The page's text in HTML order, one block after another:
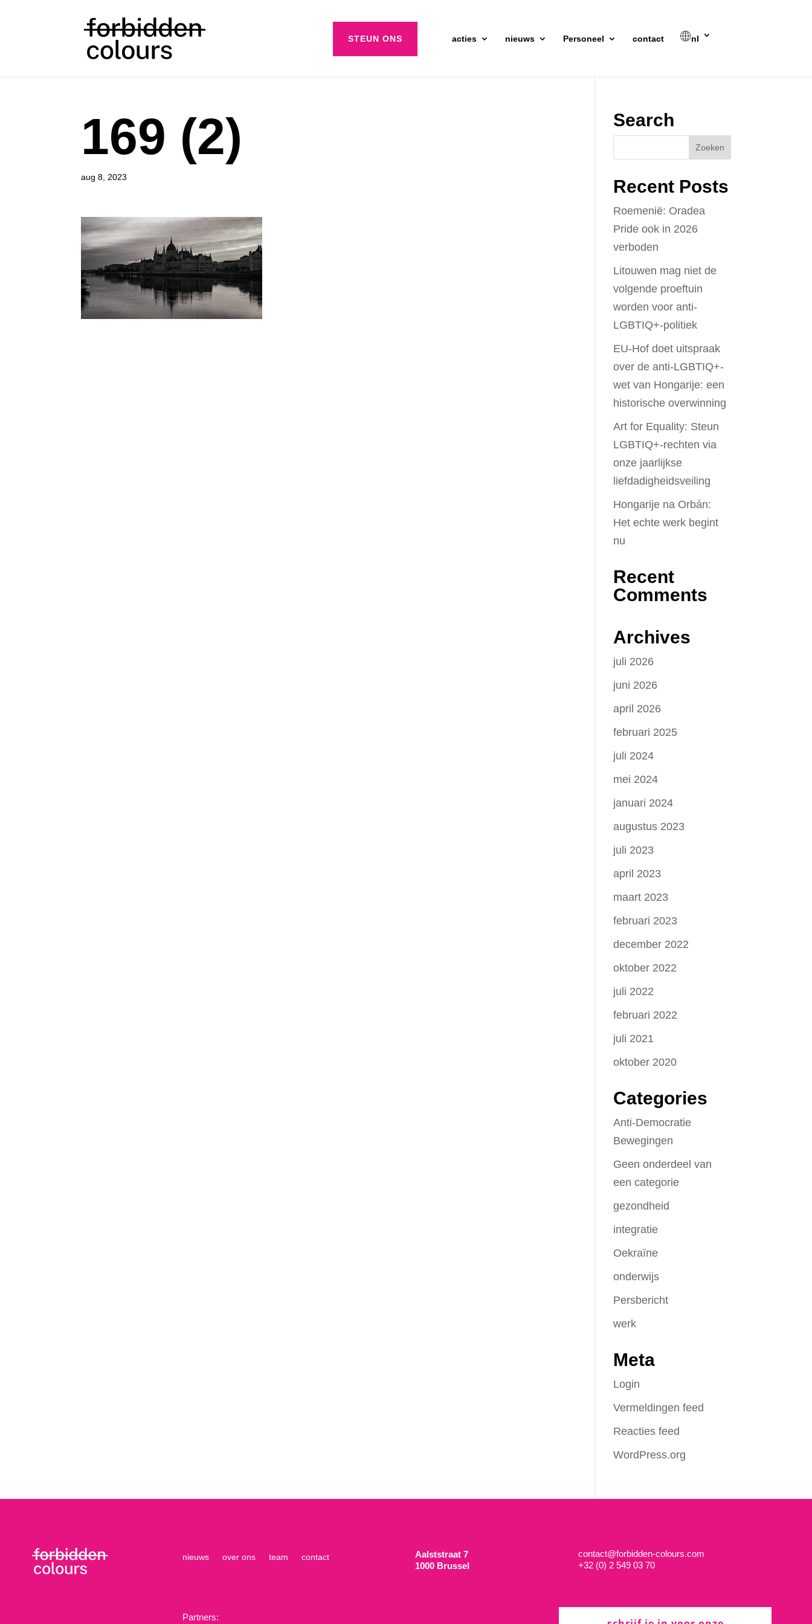
STEUN ONS acties nieuws Personeel contact nl
169 (2)
aug 8, 2023
Search
Recent Posts
Roemenië: Oradea
Pride ook in 2026
verboden
Litouwen mag niet de
volgende proeftuin
worden voor anti-
LGBTIQ+-politiek
EU-Hof doet uitspraak
over de anti-LGBTIQ+-
wet van Hongarije: een
historische overwinning
Art for Equality: Steun
LGBTIQ+-rechten via
onze jaarlijkse
liefdadigheidsveiling
Hongarije na Orbán:
Het echte werk begint
nu
Recent
Comments
Archives
juli 2026
juni 2026
april 2026
februari 2025
juli 2024
mei 2024
januari 2024
augustus 2023
juli 2023
april 2023
maart 2023
februari 2023
december 2022
oktober 2022
juli 2022
februari 2022
juli 2021
oktober 2020
Categories
Anti-Democratie
Bewegingen
Geen onderdeel van
een categorie
gezondheid
integratie
Oekraïne
onderwijs
Persbericht
werk
Meta
Login
Vermeldingen feed
Reacties feed
WordPress.org
nieuws over ons team contact
Partners:
Aalststraat 7
1000 Brussel
contact@forbidden-colours.com
+32 (0) 2 549 03 70